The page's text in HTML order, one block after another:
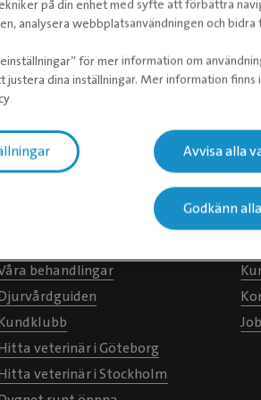
djurägare
behandlingar
veterinär i Göteborg
veterinär i Stockholm
på din enhet med syfte att förbättra
analysera webbplatsanvändningen och bidra
för mer information om
justera dina inställningar. Mer information
Avvisa alla
Godkänn alla